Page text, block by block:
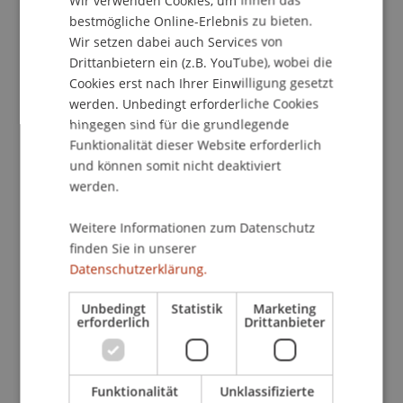
lastabtragend gestaltet werden? Welche
Kompetenzen und Professionen sind an der
Umsetzung von einem Projekt notwendig?
Während diese Fragen im späteren Büroalltag nur
noch begrenzt Raum gegeben werden kann, so
beeinflussen sie doch zentral die Umsetzbarkeit
und die damit verbundenen Aufwände von einem
der «Maak Week» oder auch dem «Craft»-Studio
an der Uni Liechtenstein werden Studierende
sowohl mit dem Entwurfs- als auch dem
Herstellungsprozess konfrontiert. Die
Konsequenzen der eigenen Gestaltung
beeinflussen letztlich den Erfolg oder Nicht-Erfolg
ob sie bequem ist und ob sie den Besuchenden
bestmögliche Online-Erlebnis zu bieten.
Wir setzen dabei auch Services von
Drittanbietern ein (z.B. YouTube), wobei die
Cookies erst nach Ihrer Einwilligung gesetzt
werden. Unbedingt erforderliche Cookies
hingegen sind für die grundlegende
Funktionalität dieser Website erforderlich
und können somit nicht deaktiviert
werden.
Weitere Informationen zum Datenschutz
finden Sie in unserer
Datenschutzerklärung.
Unbedingt
erforderlich
Statistik Marketing
Drittanbieter
Funktionalität Unklassifizierte